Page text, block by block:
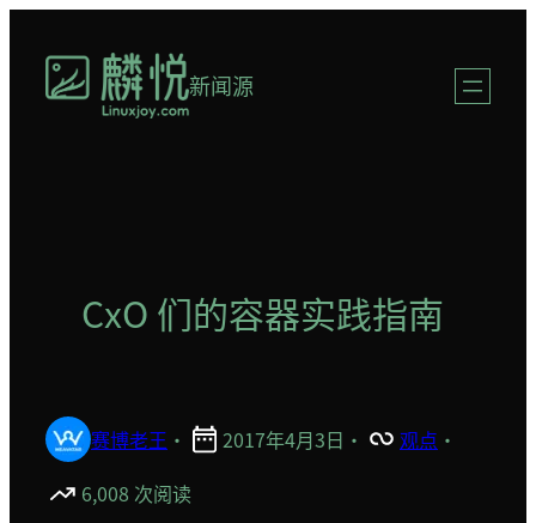
新闻源
CxO 们的容器实践指南
赛博老王 · 2017年4月3日 · 观点 ·
6,008 次阅读